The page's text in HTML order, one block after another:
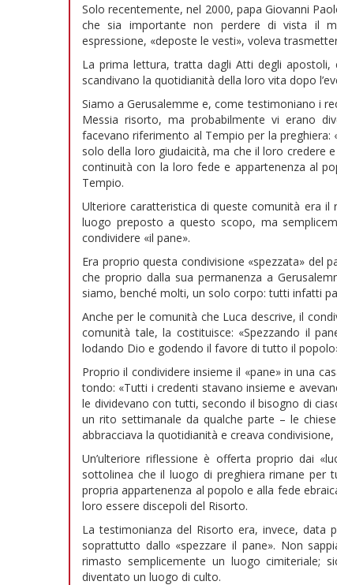
Solo recentemente, nel 2000, papa Giovanni
che sia importante non perdere di vista il
espressione, «deposte le vesti», voleva
La prima lettura, tratta dagli Atti degli
scandivano la quotidianità della loro vita dopo
Siamo a Gerusalemme e, come testimoniano i
Messia risorto, ma probabilmente vi erano
facevano riferimento al Tempio per la preghiera:
solo della loro giudaicità, ma che il loro credere
continuità con la loro fede e appartenenza al
Tempio.
Ulteriore caratteristica di queste comunità era il
luogo preposto a questo scopo, ma
condividere «il pane».
Era proprio questa condivisione «spezzata» del
che proprio dalla sua permanenza a
siamo, benché molti, un solo corpo: tutti infatti
Anche per le comunità che Luca descrive, il
comunità tale, la costituisce: «Spezzando il
lodando Dio e godendo il favore di tutto il
Proprio il condividere insieme il «pane» in una
tondo: «Tutti i credenti stavano insieme e
le dividevano con tutti, secondo il bisogno di
un rito settimanale da qualche parte – le
abbracciava la quotidianità e creava
Un’ulteriore riflessione è offerta proprio dai
sottolinea che il luogo di preghiera rimane
propria appartenenza al popolo e alla fede
loro essere discepoli del Risorto.
La testimonianza del Risorto era, invece, data
soprattutto dallo «spezzare il pane». Non
rimasto semplicemente un luogo cimiteriale;
diventato un luogo di culto.